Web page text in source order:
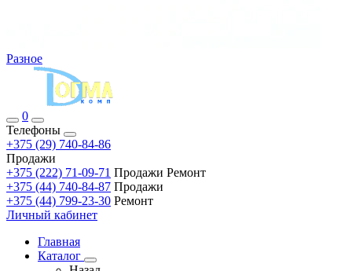
Разное
0
Телефоны
+375 (29) 740-84-86
Продажи
+375 (222) 71-09-71 Продажи Ремонт
+375 (44) 740-84-87 Продажи
+375 (44) 799-23-30 Ремонт
Личный кабинет
Главная
Каталог